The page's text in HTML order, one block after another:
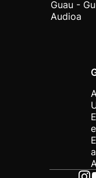
Guau -
Audioa